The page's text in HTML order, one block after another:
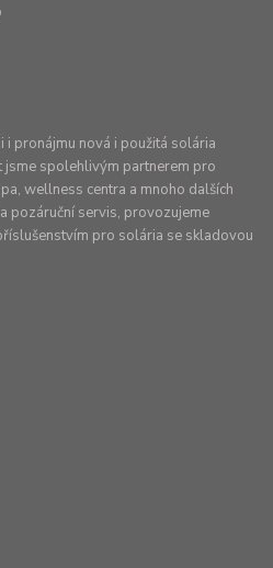
i pronájmu nová i použitá solária
jsme spolehlivým partnerem pro
wellness centra a mnoho dalších
pozáruční servis, provozujeme
pro solária se skladovou